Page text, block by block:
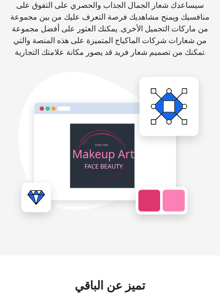
سيساعدك شعار الجمال الجذاب والحصري على التفوق على
منافسيك ويمنح مشاهديك فرصة التعرف عليك من بين مجموعة
من ماركات التجميل الأخرى. يمكنك العثور على أفضل مجموعة
من شعارات شركات الماكياج المتميزة على هذه المنصة والتي
تمكنك من تصميم شعار فريد قد يصور مكانة علامتك التجارية.
تميز عن الباقي